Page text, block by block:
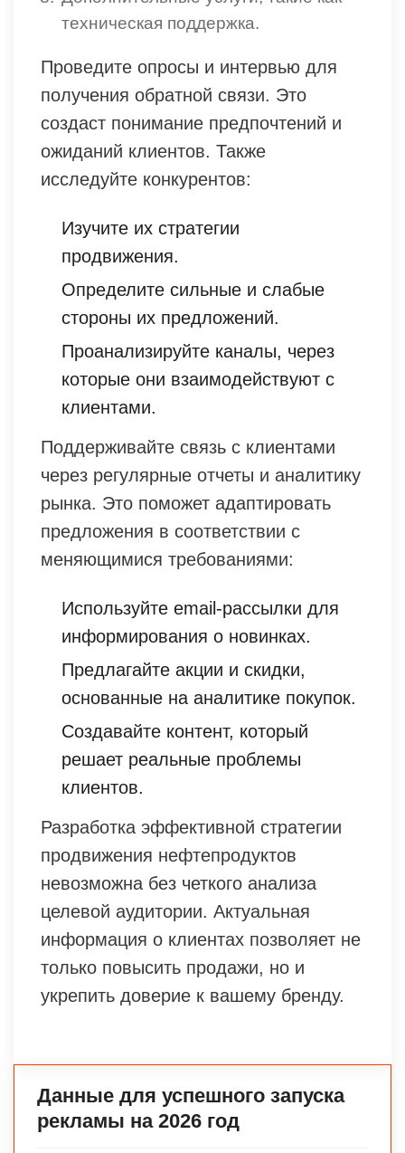
техническая поддержка.
Проведите опросы и интервью для
получения обратной связи. Это
создаст понимание предпочтений и
ожиданий клиентов. Также
исследуйте конкурентов:
Изучите их стратегии
продвижения.
Определите сильные и слабые
стороны их предложений.
Проанализируйте каналы, через
которые они взаимодействуют с
клиентами.
Поддерживайте связь с клиентами
через регулярные отчеты и аналитику
рынка. Это поможет адаптировать
предложения в соответствии с
меняющимися требованиями:
Используйте email-рассылки для
информирования о новинках.
Предлагайте акции и скидки,
основанные на аналитике покупок.
Создавайте контент, который
решает реальные проблемы
клиентов.
Разработка эффективной стратегии
продвижения нефтепродуктов
невозможна без четкого анализа
целевой аудитории. Актуальная
информация о клиентах позволяет не
только повысить продажи, но и
укрепить доверие к вашему бренду.
Данные для успешного запуска
рекламы на 2026 год